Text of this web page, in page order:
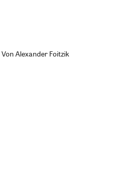
Von Alexander Foitzik